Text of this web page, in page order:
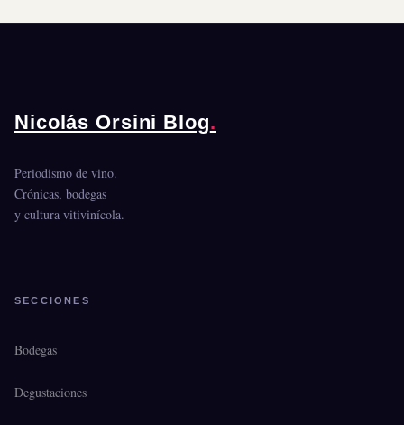
Nicolás Orsini Blog.
Periodismo de vino.
Crónicas, bodegas
y cultura vitivinícola.
SECCIONES
Bodegas
Degustaciones